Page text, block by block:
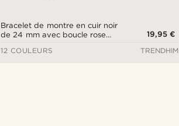
Bracelet de montre en cuir noir
de 24 mm avec boucle rose
rapide
19,95 €
12 COULEURS
TRENDHIM